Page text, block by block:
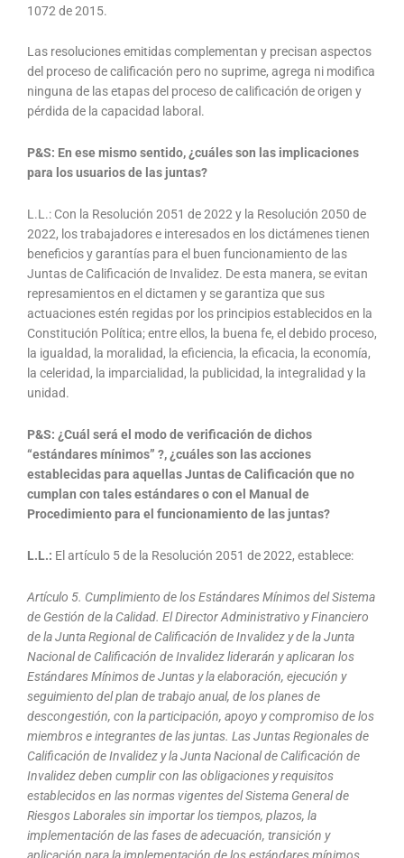
1072 de 2015.
Las resoluciones emitidas complementan y precisan aspectos
del proceso de calificación pero no suprime, agrega ni modifica
ninguna de las etapas del proceso de calificación de origen y
pérdida de la capacidad laboral.
P&S: En ese mismo sentido, ¿cuáles son las implicaciones
para los usuarios de las juntas?
L.L.: Con la Resolución 2051 de 2022 y la Resolución 2050 de
2022, los trabajadores e interesados en los dictámenes tienen
beneficios y garantías para el buen funcionamiento de las
Juntas de Calificación de Invalidez. De esta manera, se evitan
represamientos en el dictamen y se garantiza que sus
actuaciones estén regidas por los principios establecidos en la
Constitución Política; entre ellos, la buena fe, el debido proceso,
la igualdad, la moralidad, la eficiencia, la eficacia, la economía,
la celeridad, la imparcialidad, la publicidad, la integralidad y la
unidad.
P&S: ¿Cuál será el modo de verificación de dichos
“estándares mínimos” ?, ¿cuáles son las acciones
establecidas para aquellas Juntas de Calificación que no
cumplan con tales estándares o con el Manual de
Procedimiento para el funcionamiento de las juntas?
L.L.: El artículo 5 de la Resolución 2051 de 2022, establece:
Artículo 5. Cumplimiento de los Estándares Mínimos del Sistema
de Gestión de la Calidad. El Director Administrativo y Financiero
de la Junta Regional de Calificación de Invalidez y de la Junta
Nacional de Calificación de Invalidez liderarán y aplicaran los
Estándares Mínimos de Juntas y la elaboración, ejecución y
seguimiento del plan de trabajo anual, de los planes de
descongestión, con la participación, apoyo y compromiso de los
miembros e integrantes de las juntas. Las Juntas Regionales de
Calificación de Invalidez y la Junta Nacional de Calificación de
Invalidez deben cumplir con las obligaciones y requisitos
establecidos en las normas vigentes del Sistema General de
Riesgos Laborales sin importar los tiempos, plazos, la
implementación de las fases de adecuación, transición y